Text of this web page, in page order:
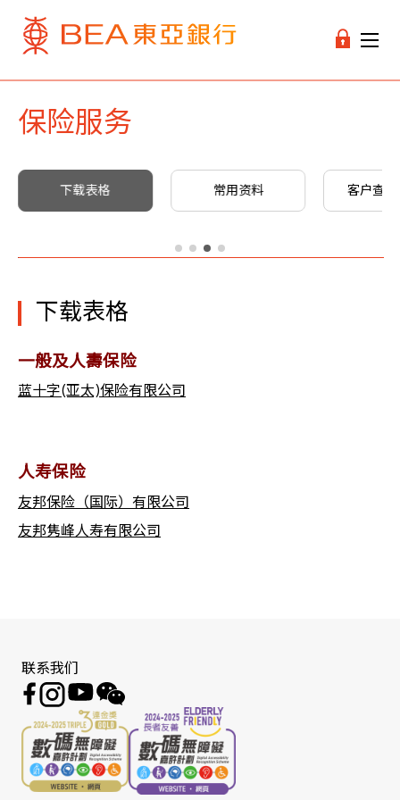
保险服务
下载表格 常用资料 客户查
下载表格
一般及人壽保险
蓝十字(亚太)保险有限公司
人寿保险
友邦保险（国际）有限公司
友邦隽峰人寿有限公司
联系我们